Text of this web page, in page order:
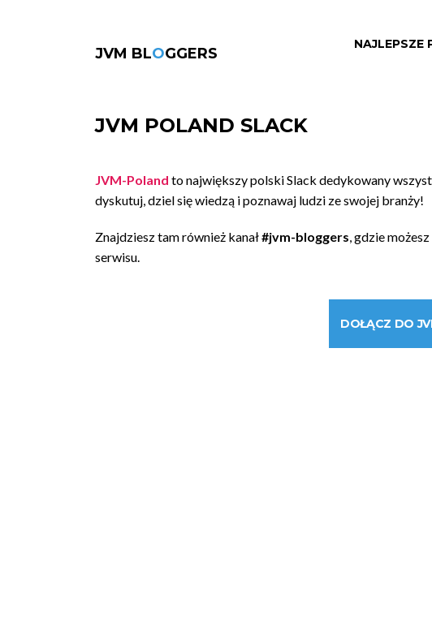
JVM BLOGGERS
NAJLEPSZE
JVM POLAND SLACK
JVM-Poland to największy polski Slack dedykowany
dyskutuj, dziel się wiedzą i poznawaj ludzi ze swojej branży!
Znajdziesz tam również kanał#jvm-bloggers, gdzie
serwisu.
DOŁĄCZ DO